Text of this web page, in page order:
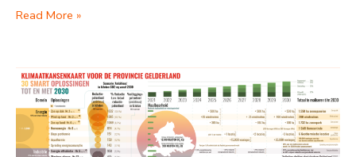
Klimaatkansen
Read More »